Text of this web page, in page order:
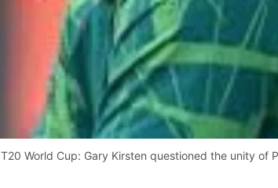
T20 World Cup: Gary Kirsten questioned the unity of